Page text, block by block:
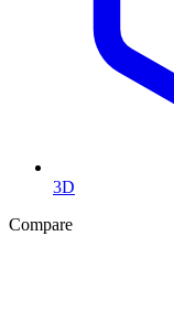
3D
Compare